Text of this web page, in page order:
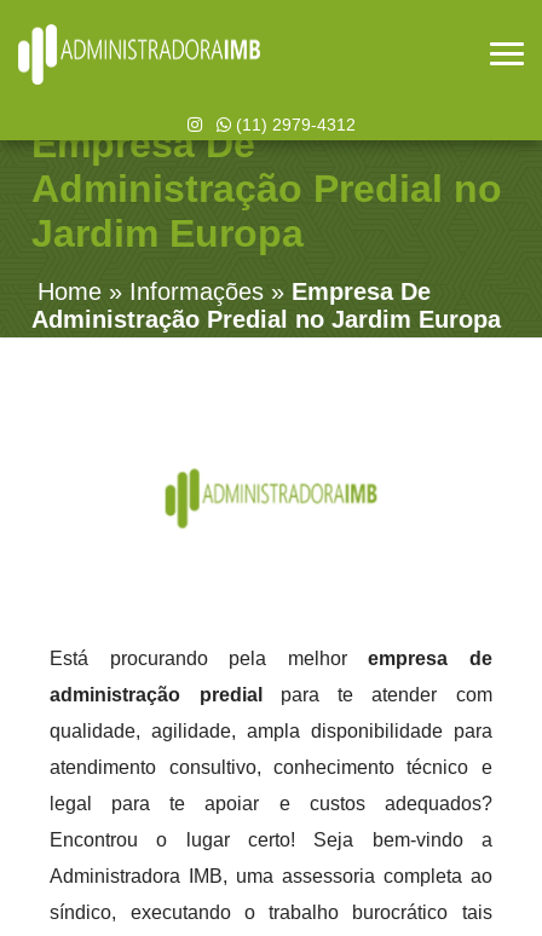
(11) 2979-4312
Empresa De
Administração Predial no
Jardim Europa
Home » Informações » Empresa De
Administração Predial no Jardim Europa
Está procurando pela melhorempresa de
administração predial
para te atender com
qualidade, agilidade, ampla disponibilidade para
atendimento consultivo, conhecimento técnico e
legal para te apoiar e custos adequados?
Encontrou o lugar certo! Seja bem-vindo a
Administradora IMB, uma assessoria completa ao
síndico, executando o trabalho burocrático tais